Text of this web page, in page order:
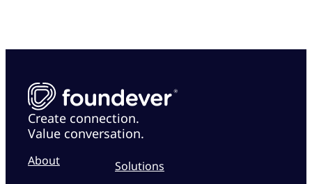
Create connection.
Value conversation.
About Solutions